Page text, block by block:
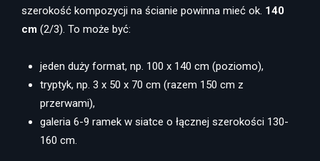
szerokość kompozycji na ścianie powinna mieć ok. 140
cm (2/3). To może być:
jeden duży format, np. 100 x 140 cm (poziomo),
tryptyk, np. 3 x 50 x 70 cm (razem 150 cm z
przerwami),
galeria 6-9 ramek w siatce o łącznej szerokości 130-
160 cm.